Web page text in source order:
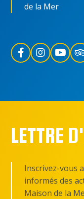
de la Mer
LETTRE
Inscrivez-vous
informés des
Maison de la